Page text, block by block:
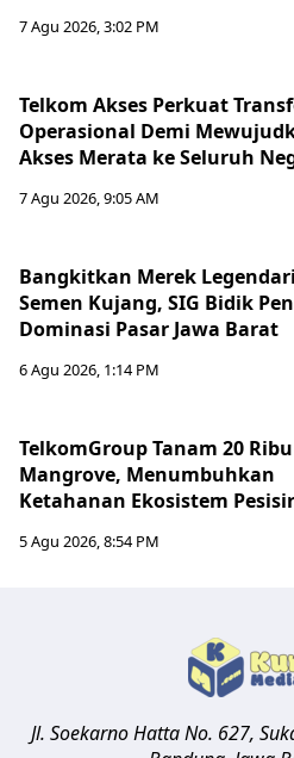
7 Agu 2026, 3:02 PM
Telkom Akses Perkuat
Operasional Demi
Akses Merata ke Seluruh
7 Agu 2026, 9:05 AM
Bangkitkan Merek
Semen Kujang, SIG Bidik
Dominasi Pasar Jawa Barat
6 Agu 2026, 1:14 PM
TelkomGroup Tanam 20 Ribu
Mangrove, Menumbuhkan
Ketahanan Ekosistem Pesisir
5 Agu 2026, 8:54 PM
Jl. Soekarno Hatta No. 627,